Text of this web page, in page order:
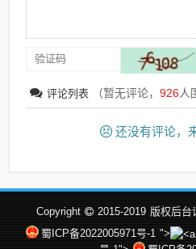
评论列表 （暂无评论，926人
还没有评论，
Copyright 2015-2019 版权后台
蜀ICP备2022005971号-1 ">